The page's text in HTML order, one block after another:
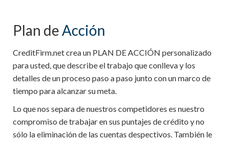
Plan de Acción
CreditFirm.net crea un PLAN DE ACCIÓN personalizado
para usted, que describe el trabajo que conlleva y los
detalles de un proceso paso a paso junto con un marco de
tiempo para alcanzar su meta.
Lo que nos separa de nuestros competidores es nuestro
compromiso de trabajar en sus puntajes de crédito y no
sólo la eliminación de las cuentas despectivos. También le